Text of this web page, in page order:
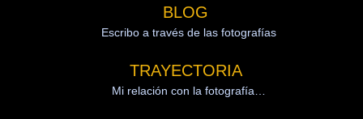
BLOG
Escribo a través de las fotografías
TRAYECTORIA
Mi relación con la fotografía…